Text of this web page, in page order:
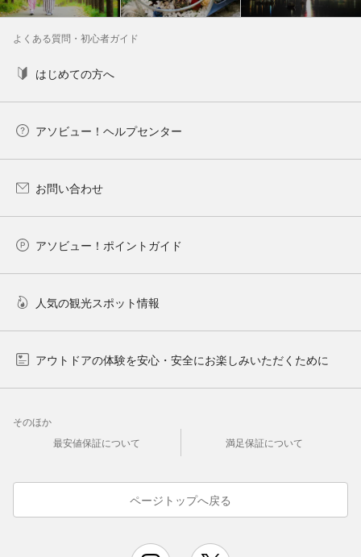
よくある質問・初心者ガイド
はじめての方へ
アソビュー！ヘルプセンター
お問い合わせ
アソビュー！ポイントガイド
人気の観光スポット情報
アウトドアの体験を安心・安全にお楽しみいただくために
そのほか
最安値保証について
満足保証について
ページトップへ戻る